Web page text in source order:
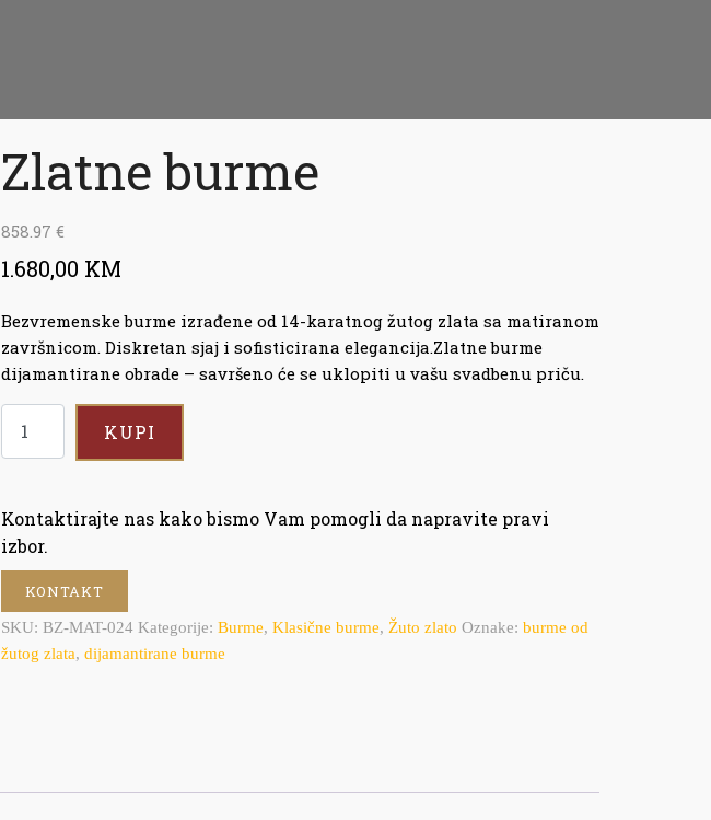
Zlatne burme
858.97 €
1.680,00 KM
Bezvremenske burme izrađene od 14-karatnog žutog zlata sa matiranom
završnicom. Diskretan sjaj i sofisticirana elegancija.Zlatne burme
dijamantirane obrade – savršeno će se uklopiti u vašu svadbenu priču.
KUPI
Kontaktirajte nas kako bismo Vam pomogli da napravite pravi
izbor.
KONTAKT
SKU: BZ-MAT-024 Kategorije: Burme, Klasične burme, Žuto zlato Oznake: burme od
žutog zlata, dijamantirane burme